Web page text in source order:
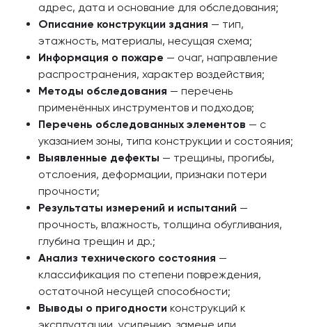
адрес, дата и основание для обследования;
Описание конструкции здания — тип,
этажность, материалы, несущая схема;
Информация о пожаре — очаг, направление
распространения, характер воздействия;
Методы обследования — перечень
применённых инструментов и подходов;
Перечень обследованных элементов — с
указанием зоны, типа конструкции и состояния;
Выявленные дефекты — трещины, прогибы,
отслоения, деформации, признаки потери
прочности;
Результаты измерений и испытаний —
прочность, влажность, толщина обугливания,
глубина трещин и др.;
Анализ технического состояния —
классификация по степени повреждения,
остаточной несущей способности;
Выводы о пригодности конструкций к